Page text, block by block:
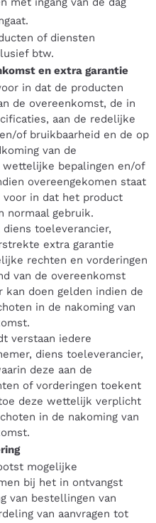
of diensten
btw.
en extra garantie
in dat de producten
de overeenkomst, de in
aan de redelijke
of bruikbaarheid en de op
van de
bepalingen en/of
overeengekomen staat
in dat het product
normaal gebruik.
toeleverancier,
extra garantie
rechten en vorderingen
van de overeenkomst
kan doen gelden indien de
in de nakoming van
verstaan iedere
diens toeleverancier,
deze aan de
of vorderingen toekent
deze wettelijk verplicht
in de nakoming van
mogelijke
bij het in ontvangst
van bestellingen van
van aanvragen tot